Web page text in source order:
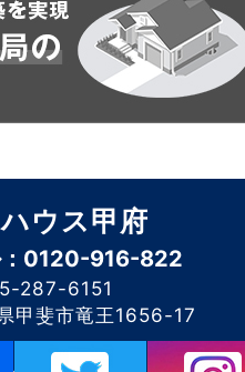
ウス甲府
：0120-916-822
287-6151
甲斐市竜王1656-17
無断転載を禁止いたします。デザイン